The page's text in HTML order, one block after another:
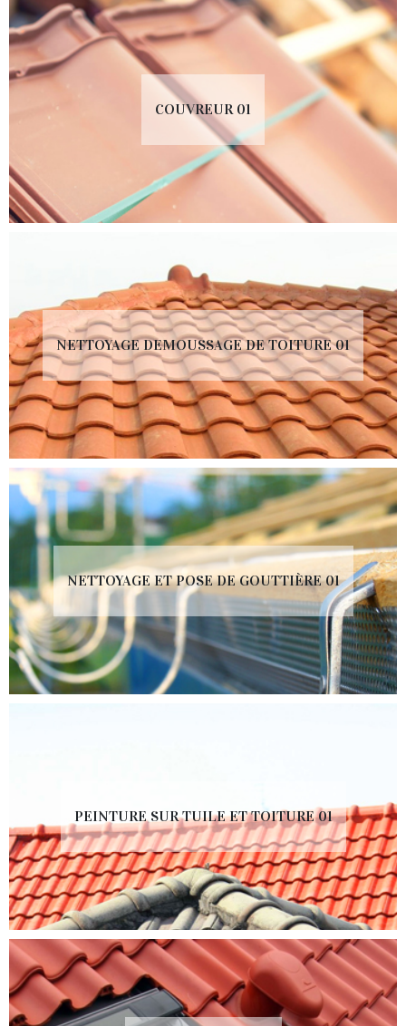
COUVREUR 01
NETTOYAGE DEMOUSSAGE DE TOITURE 01
NETTOYAGE ET POSE DE GOUTTIÈRE 01
PEINTURE SUR TUILE ET TOITURE 01